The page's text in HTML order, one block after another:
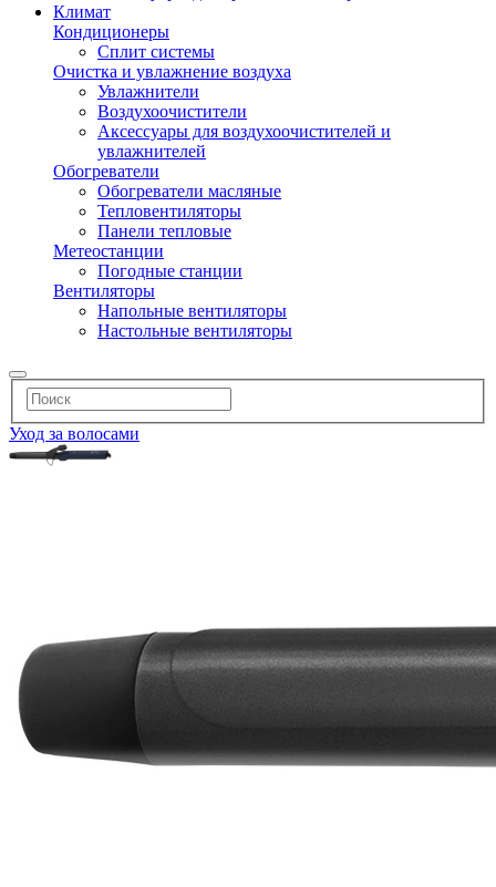
Климат
Кондиционеры
Сплит системы
Очистка и увлажнение воздуха
Увлажнители
Воздухоочистители
Аксессуары для воздухоочистителей и
увлажнителей
Обогреватели
Обогреватели масляные
Тепловентиляторы
Панели тепловые
Метеостанции
Погодные станции
Вентиляторы
Напольные вентиляторы
Настольные вентиляторы
Уход за волосами